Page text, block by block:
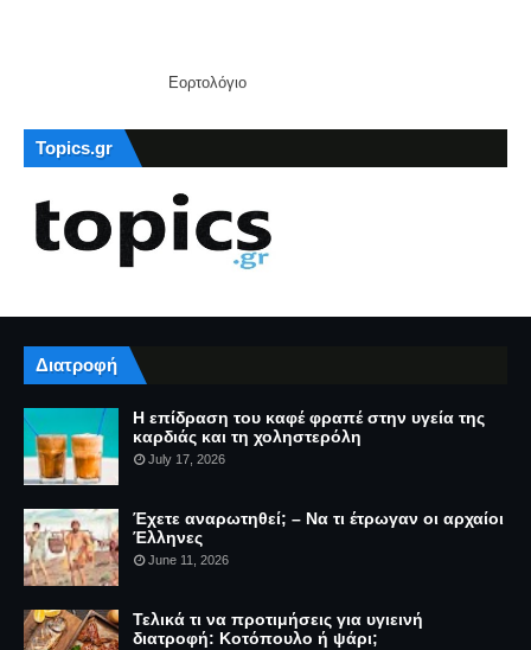
Εορτολόγιο
Topics.gr
Διατροφή
Η επίδραση του καφέ φραπέ στην υγεία της
καρδιάς και τη χοληστερόλη
July 17, 2026
Έχετε αναρωτηθεί; – Να τι έτρωγαν οι αρχαίοι
Έλληνες
June 11, 2026
Τελικά τι να προτιμήσεις για υγιεινή
διατροφή: Κοτόπουλο ή ψάρι;